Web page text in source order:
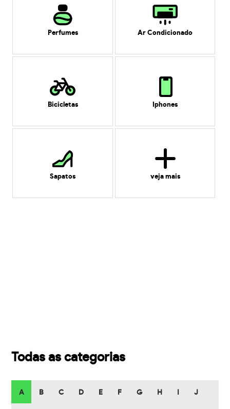
Perfumes Ar Condicionado
Bicicletas Iphones
Sapatos veja mais
Todas as categorias
A B C D E F G H J